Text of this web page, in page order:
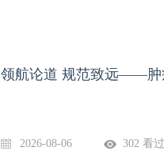
领航论道 规范致远——肿
2026-08-06 302 看过